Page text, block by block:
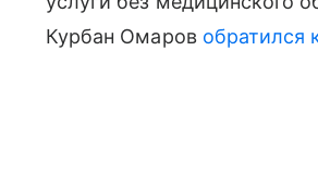
Курбан Омаров обратился